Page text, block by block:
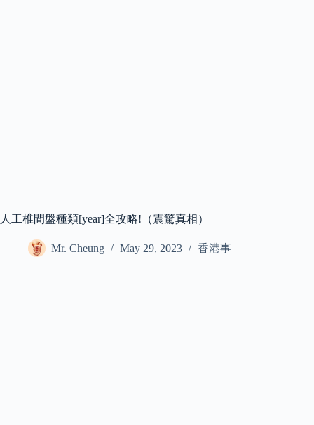
人工椎間盤種類[year]全攻略!（震驚真相）
Mr. Cheung May 29, 2023 香港事